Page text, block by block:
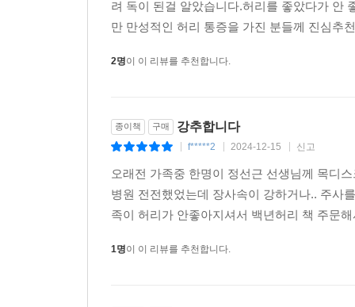
540 하라1. 매일 가능한 범위에서 걷기 운동을 하라!
543 하라2. 2차 자연복대 근육을 강화 하라!
550 요점정리
556 참고문헌
려 독이 된걸 알았습니다.허리를 좋았다가 안
만 만성적인 허리 통증을 가진 분들께 진심추
2명이 이 리뷰를 추천합니다.
종이책 구매 강추합니다
f*****2 2024-12-15 신고
오래전 가족중 한명이 정선근 선생님께 목디
병원 전전했었는데 장사속이 강하거나.. 주사
족이 허리가 안좋아지셔서 백년허리 책 주문
1명이 이 리뷰를 추천합니다.